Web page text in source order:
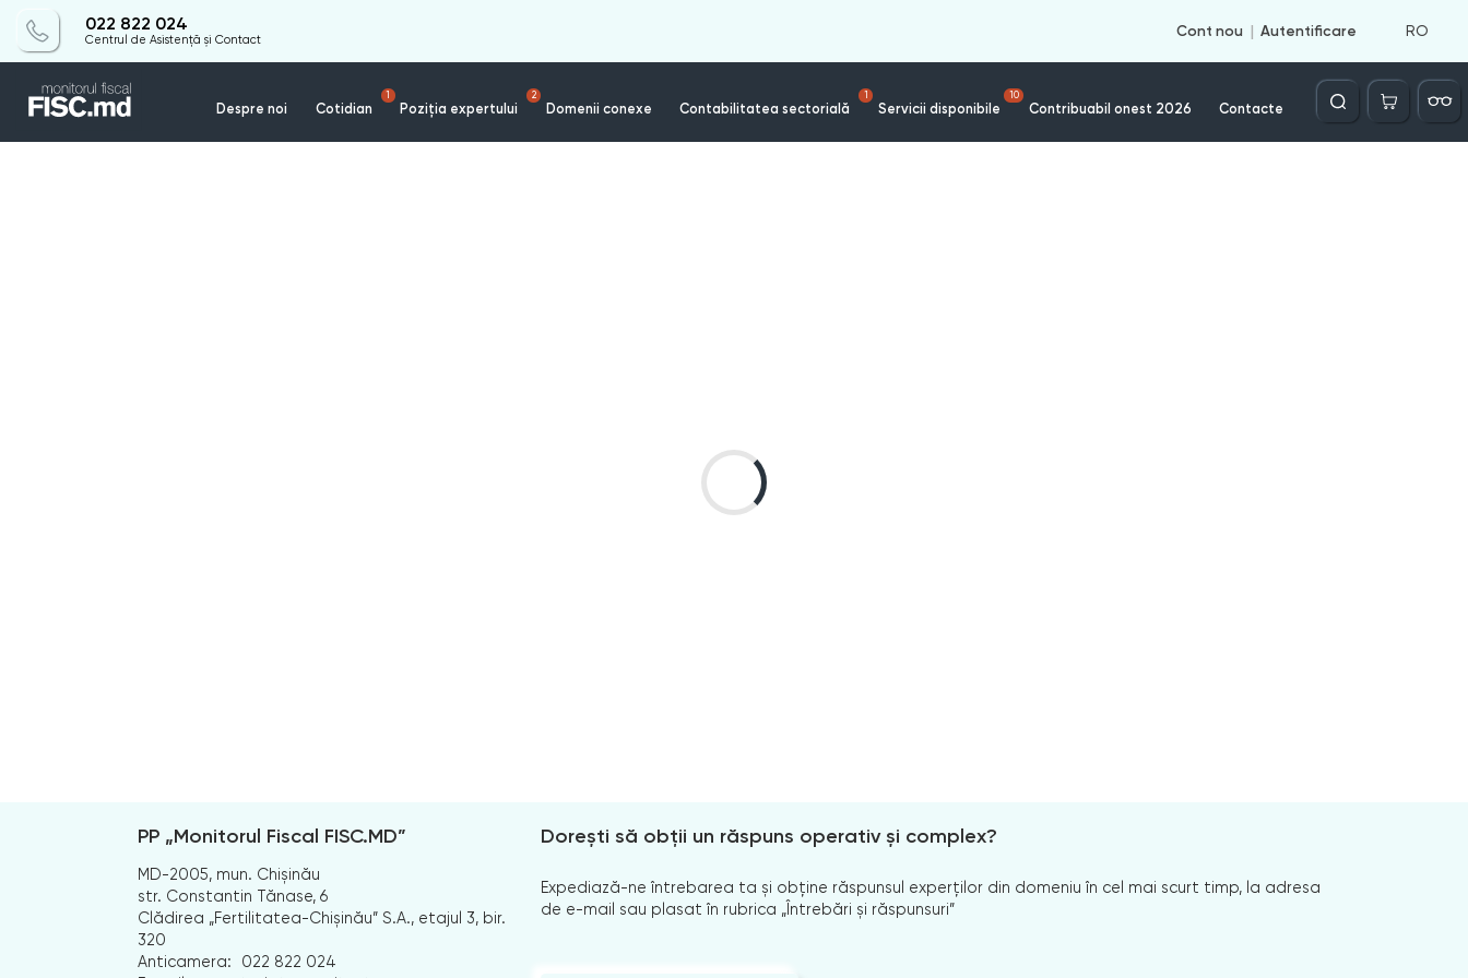
022 822 024
Centrul de Asistență și Contact
Cont nou Autentificare RO
Despre noi Cotidian
1
Poziția expertului
2
Domenii conexe Contabilitatea sectorială
1
Servicii disponibile
10
Contribuabil onest 2026 Contacte
Căutare
PP „Monitorul Fiscal FISC.MD”
MD-2005, mun. Chișinău
str. Constantin Tănase, 6
Clădirea „Fertilitatea-Chișinău” S.A., etajul 3, bir.
320
Anticamera:
022 822 024
Dorești să obții un răspuns operativ și complex?
Expediază-ne întrebarea ta și obține răspunsul experților din domeniu în cel mai scurt timp, la adresa
de e-mail sau plasat în rubrica „Întrebări și răspunsuri”